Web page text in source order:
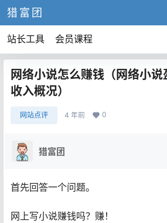
猎富团
站长工具 会员课程
网络小说怎么赚钱（网络小
收入概况）
网站点评 4 年前 0
猎富团
首先回答一个问题。
网上写小说赚钱吗？赚​！